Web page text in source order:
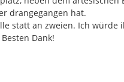
drangegangen hat.
statt an zweien. Ich würde
Dank!